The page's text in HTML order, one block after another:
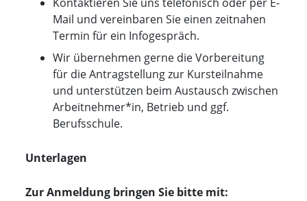
Mail und vereinbaren Sie einen zeitnahen
Termin für ein Infogespräch.
Wir übernehmen gerne die Vorbereitung
für die Antragstellung zur Kursteilnahme
und unterstützen beim Austausch zwischen
Arbeitnehmer*in, Betrieb und ggf.
Berufsschule.
Unterlagen
Zur Anmeldung bringen Sie bitte mit: